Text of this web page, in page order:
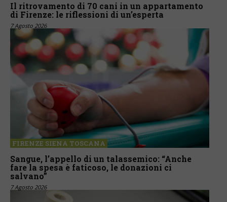
Il ritrovamento di 70 cani in un appartamento
di Firenze: le riflessioni di un’esperta
7 Agosto 2026
FIRENZE SIENA TOSCANA
Sangue, l’appello di un talassemico: “Anche
fare la spesa è faticoso, le donazioni ci
salvano”
7 Agosto 2026